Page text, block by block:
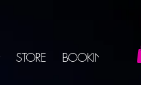
STORE BOOKINGS